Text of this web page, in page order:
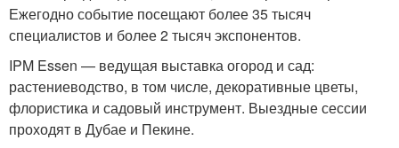
Ежегодно событие посещают более 35 тысяч
специалистов и более 2 тысяч экспонентов.
IPM Essen — ведущая выставка огород и сад:
растениеводство, в том числе, декоративные цветы,
флористика и садовый инструмент. Выездные сессии
проходят в Дубае и Пекине.